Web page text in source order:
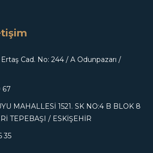
Cad. No: 244 / A Odunpazarı /
67
MAHALLESİ 1521. SK NO:4 B BLOK 8
TEPEBAŞI / ESKİŞEHİR
35